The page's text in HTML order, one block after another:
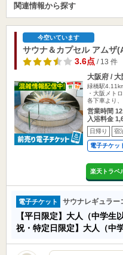
関連情報から探す
今空いています
サウナ＆カプセル アムザ
3.6点/ 13 件
大阪府 /
緑橋駅
・大阪メト
各下車より
営業時間
入浴料金
日帰り 宿
電子チケッ
楽天トラベ
電子チケット サウナレギュラー
【平日限定】大人（中学生
祝・特定日限定】大人（中